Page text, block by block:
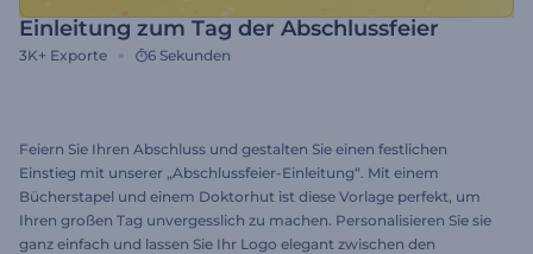
Einleitung zum Tag der Abschlussfeier
3K+ Exporte 6 Sekunden
Feiern Sie Ihren Abschluss und gestalten Sie einen festlichen
Einstieg mit unserer „Abschlussfeier-Einleitung“. Mit einem
Bücherstapel und einem Doktorhut ist diese Vorlage perfekt, um
Ihren großen Tag unvergesslich zu machen. Personalisieren Sie sie
ganz einfach und lassen Sie Ihr Logo elegant zwischen den